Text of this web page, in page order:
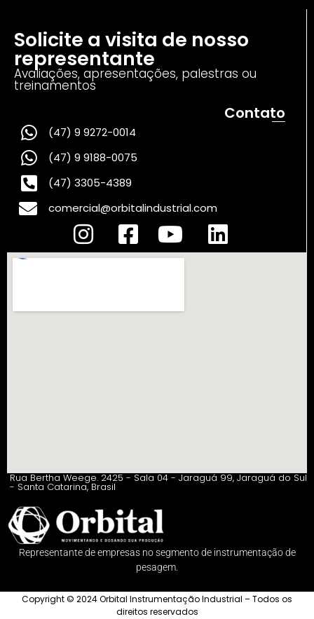
Solicite a visita de nosso
representante
Avaliações, apresentações, palestras ou
treinamentos
Contato
(47) 9 9272-0014
(47) 9 9188-0075
(47) 3305-4389
comercial@orbitalindustrial.com
Rua Bertha Weege. 2425 - Sala 04 - Jaraguá 99, Jaraguá do Sul
- Santa Catarina, Brasil
Representante de empresas no segmento de instrumentação de
pesagem.
Copyright © 2024 Orbital Instrumentação Industrial – Todos os
direitos reservados